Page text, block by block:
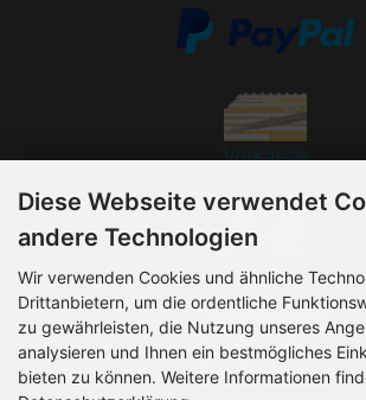
Vorkasse
Rechnung
Diese Webseite verwendet
andere Technologien
Wir verwenden Cookies und ähnliche
Drittanbietern, um die ordentliche
zu gewährleisten, die Nutzung unseres
analysieren und Ihnen ein bestmögliches
bieten zu können. Weitere Informationen